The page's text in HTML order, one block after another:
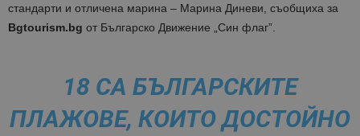
стандарти и отличена марина – Марина Диневи, съобщиха за
Bgtourism.bg от Българско Движение „Син флаг”.
18 СА БЪЛГАРСКИТЕ
ПЛАЖОВЕ, КОИТО ДОСТОЙНО